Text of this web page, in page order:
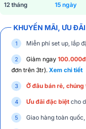
12 tháng 15 ngày
KHUYẾN MÃI, ƯU ĐÃI
Miễn phí set up, lắp
Giảm ngay 100.000đ
đơn trên 3tr). Xem chi tiết
Ở đâu bán rẻ, chúng
Ưu đãi đặc biệt cho
Giao hàng toàn